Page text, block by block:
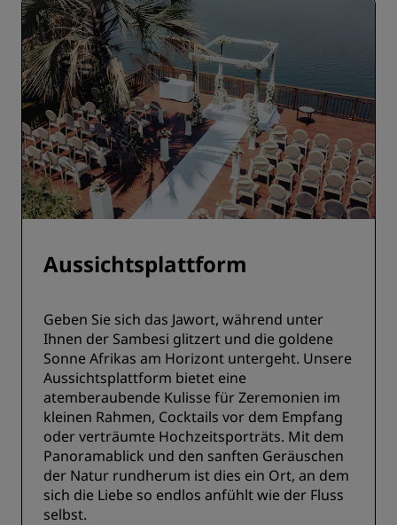
Aussichtsplattform
Geben Sie sich das Jawort, während unter
Ihnen der Sambesi glitzert und die goldene
Sonne Afrikas am Horizont untergeht. Unsere
Aussichtsplattform bietet eine
atemberaubende Kulisse für Zeremonien im
kleinen Rahmen, Cocktails vor dem Empfang
oder verträumte Hochzeitsporträts. Mit dem
Panoramablick und den sanften Geräuschen
der Natur rundherum ist dies ein Ort, an dem
sich die Liebe so endlos anfühlt wie der Fluss
selbst.